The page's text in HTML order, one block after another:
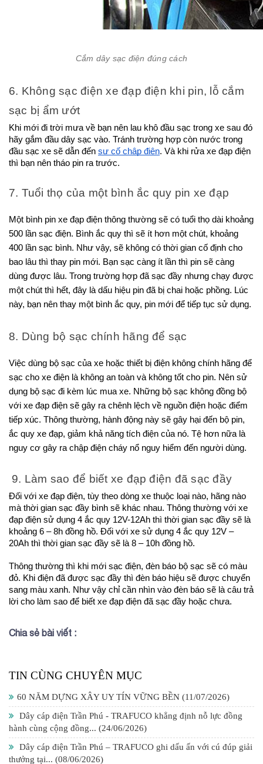
Cắm dây sạc điện đúng cách
6. Không sạc điện xe đạp điện khi pin, lỗ cắm
sạc bị ẩm ướt
Khi mới đi trời mưa về bạn nên lau khô đầu sạc trong xe sau đó
hãy gắm đầu dây sạc vào. Tránh trường hợp còn nước trong
đầu sạc xe sẽ dẫn đến sự cố chập điện. Và khi rửa xe đạp điện
thì bạn nên tháo pin ra trước.
7. Tuổi thọ của một bình ắc quy pin xe đạp
Một bình pin xe đạp điện thông thường sẽ có tuổi thọ dài khoảng
500 lần sạc điện. Bình ắc quy thì sẽ ít hơn một chút, khoảng
400 lần sạc bình. Như vậy, sẽ không có thời gian cố định cho
bao lâu thì thay pin mới. Bạn sạc càng ít lần thì pin sẽ càng
dùng được lâu. Trong trường hợp đã sạc đầy nhưng chạy được
một chút thì hết, đây là dấu hiệu pin đã bị chai hoặc phồng. Lúc
này, bạn nên thay một bình ắc quy, pin mới để tiếp tục sử dụng.
8. Dùng bộ sạc chính hãng để sạc
Việc dùng bộ sạc của xe hoặc thiết bị điện không chính hãng để
sạc cho xe điện là không an toàn và không tốt cho pin. Nên sử
dụng bộ sạc đi kèm lúc mua xe. Những bộ sạc không đồng bộ
với xe đạp điện sẽ gây ra chênh lệch về nguồn điện hoặc điểm
tiếp xúc. Thông thường, hành động này sẽ gây hại đến bộ pin,
ắc quy xe đạp, giảm khả năng tích điện của nó. Tệ hơn nữa là
nguy cơ gây ra chập điện cháy nổ nguy hiểm đến người dùng.
9. Làm sao để biết xe đạp điện đã sạc đầy
Đối với xe đạp điện, tùy theo dòng xe thuộc loại nào, hãng nào
mà thời gian sạc đầy bình sẽ khác nhau. Thông thường với xe
đạp điện sử dụng 4 ắc quy 12V-12Ah thì thời gian sạc đầy sẽ là
khoảng 6 – 8h đồng hồ. Đối với xe sử dụng 4 ắc quy 12V –
20Ah thì thời gian sạc đầy sẽ là 8 – 10h đồng hồ.
Thông thường thì khi mới sạc điện, đèn báo bộ sạc sẽ có màu
đỏ. Khi điện đã được sạc đầy thì đèn báo hiệu sẽ được chuyển
sang màu xanh. Như vậy chỉ cần nhìn vào đèn báo sẽ là câu trả
lời cho làm sao để biết xe đạp điện đã sạc đầy hoặc chưa.
Chia sẻ bài viết :
TIN CÙNG CHUYÊN MỤC
60 NĂM DỰNG XÂY UY TÍN VỮNG BỀN (11/07/2026)
Dây cáp điện Trần Phú - TRAFUCO khẳng định nỗ lực đồng
hành cùng cộng đồng... (24/06/2026)
Dây cáp điện Trần Phú – TRAFUCO ghi dấu ấn với cú đúp giải
thưởng tại... (08/06/2026)